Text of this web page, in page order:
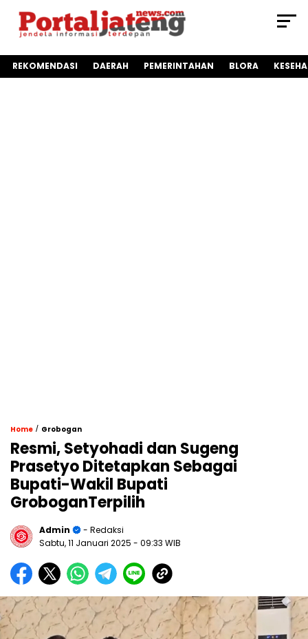
REKOMENDASI DAERAH PEMERINTAHAN BLORA
Home / Grobogan
Resmi, Setyohadi dan Sugeng
Prasetyo Ditetapkan Sebagai
Bupati-Wakil Bupati
GroboganTerpilih
Admin
- Redaksi
Sabtu, 11 Januari 2025 - 09:33 WIB